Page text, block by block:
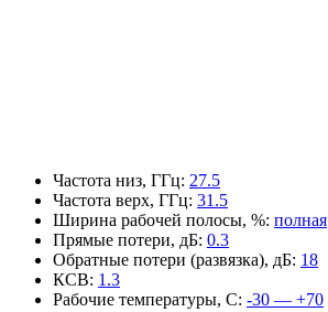
Частота низ, ГГц: 27.5
Частота верх, ГГц: 31.5
Ширина рабочей полосы, %: полная
Прямые потери, дБ: 0.3
Обратные потери (развязка), дБ: 18
КСВ: 1.3
Рабочие температуры, С: -30 — +70